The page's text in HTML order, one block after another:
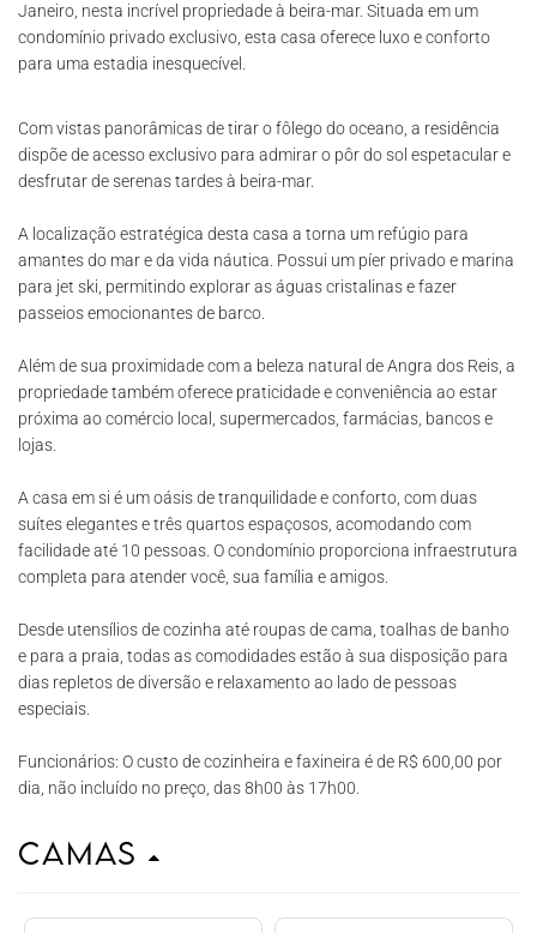
Janeiro, nesta incrível propriedade à beira-mar. Situada em um
condomínio privado exclusivo, esta casa oferece luxo e conforto
para uma estadia inesquecível.
Com vistas panorâmicas de tirar o fôlego do oceano, a residência
dispõe de acesso exclusivo para admirar o pôr do sol espetacular e
desfrutar de serenas tardes à beira-mar.
A localização estratégica desta casa a torna um refúgio para
amantes do mar e da vida náutica. Possui um píer privado e marina
para jet ski, permitindo explorar as águas cristalinas e fazer
passeios emocionantes de barco.
Além de sua proximidade com a beleza natural de Angra dos Reis, a
propriedade também oferece praticidade e conveniência ao estar
próxima ao comércio local, supermercados, farmácias, bancos e
lojas.
A casa em si é um oásis de tranquilidade e conforto, com duas
suítes elegantes e três quartos espaçosos, acomodando com
facilidade até 10 pessoas. O condomínio proporciona infraestrutura
completa para atender você, sua família e amigos.
Desde utensílios de cozinha até roupas de cama, toalhas de banho
e para a praia, todas as comodidades estão à sua disposição para
dias repletos de diversão e relaxamento ao lado de pessoas
especiais.
Funcionários: O custo de cozinheira e faxineira é de R$ 600,00 por
dia, não incluído no preço, das 8h00 às 17h00.
Camas